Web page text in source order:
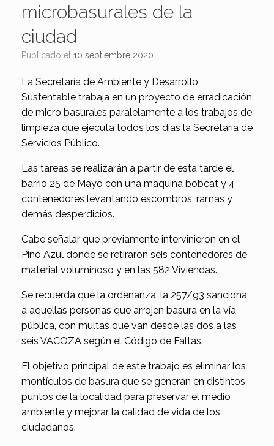
microbasurales de la
ciudad
Publicado el 10 septiembre 2020
La Secretaría de Ambiente y Desarrollo
Sustentable trabaja en un proyecto de erradicación
de micro basurales paralelamente a los trabajos de
limpieza que ejecuta todos los días la Secretaría de
Servicios Público.
Las tareas se realizarán a partir de esta tarde el
barrio 25 de Mayo con una maquina bobcat y 4
contenedores levantando escombros, ramas y
demás desperdicios.
Cabe señalar que previamente intervinieron en el
Pino Azul donde se retiraron seis contenedores de
material voluminoso y en las 582 Viviendas.
Se recuerda que la ordenanza, la 257/93 sanciona
a aquellas personas que arrojen basura en la vía
pública, con multas que van desde las dos a las
seis VACOZA según el Código de Faltas.
El objetivo principal de este trabajo es eliminar los
montículos de basura que se generan en distintos
puntos de la localidad para preservar el medio
ambiente y mejorar la calidad de vida de los
ciudadanos.